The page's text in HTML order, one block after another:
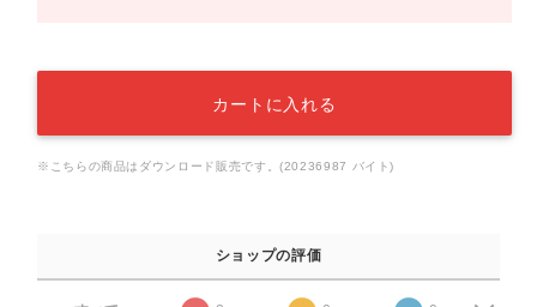
カートに入れる
※こちらの商品はダウンロード販売です。(20236987 バイト)
ショップの評価